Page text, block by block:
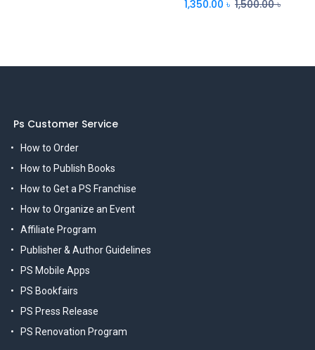
1,350.00 ৳ 1,500.00৳
Ps Customer Service
How to Order
How to Publish Books
How to Get a PS Franchise
How to Organize an Event
Affiliate Program
Publisher & Author Guidelines
PS Mobile Apps
PS Bookfairs
PS Press Release
PS Renovation Program